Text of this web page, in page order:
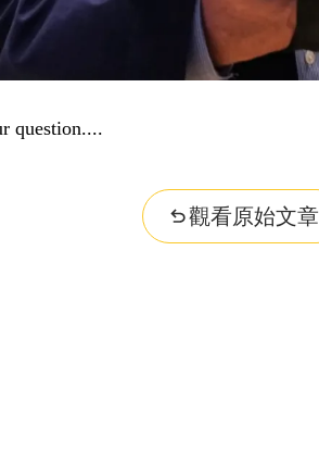
question...
觀看原始文章